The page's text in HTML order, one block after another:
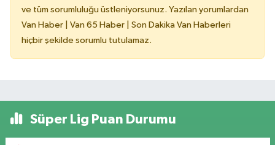
ve tüm sorumluluğu üstleniyorsunuz. Yazılan yorumlardan
Van Haber | Van 65 Haber | Son Dakika Van Haberleri
hiçbir şekilde sorumlu tutulamaz.
Süper Lig Puan Durumu